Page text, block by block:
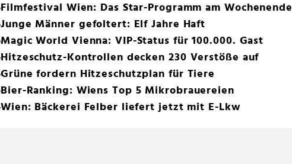
Filmfestival Wien: Das Star-Programm am Wochenende
Junge Männer gefoltert: Elf Jahre Haft
Magic World Vienna: VIP-Status für 100.000. Gast
Hitzeschutz-Kontrollen decken 230 Verstöße auf
Grüne fordern Hitzeschutzplan für Tiere
Bier-Ranking: Wiens Top 5 Mikrobrauereien
Wien: Bäckerei Felber liefert jetzt mit E-Lkw